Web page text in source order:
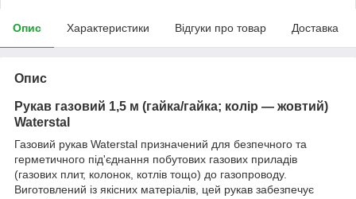
Опис Характеристики Відгуки про товар Доставка
Опис
Рукав газовий 1,5 м (гайка/гайка; колір — жовтий)
Waterstal
Газовий рукав Waterstal призначений для безпечного та
герметичного під'єднання побутових газових приладів
(газових плит, колонок, котлів тощо) до газопроводу.
Виготовлений із якісних матеріалів, цей рукав забезпечує